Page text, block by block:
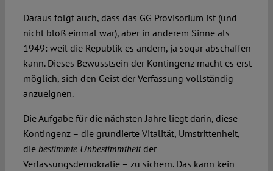
Daraus folgt auch, dass das GG Provisorium ist (und
nicht bloß einmal war), aber in anderem Sinne als
1949: weil die Republik es ändern, ja sogar abschaffen
kann. Dieses Bewusstsein der Kontingenz macht es erst
möglich, sich den Geist der Verfassung vollständig
anzueignen.
Die Aufgabe für die nächsten Jahre liegt darin, diese
Kontingenz – die grundierte Vitalität, Umstrittenheit,
die bestimmte Unbestimmtheitder
Verfassungsdemokratie – zu sichern. Das kann kein